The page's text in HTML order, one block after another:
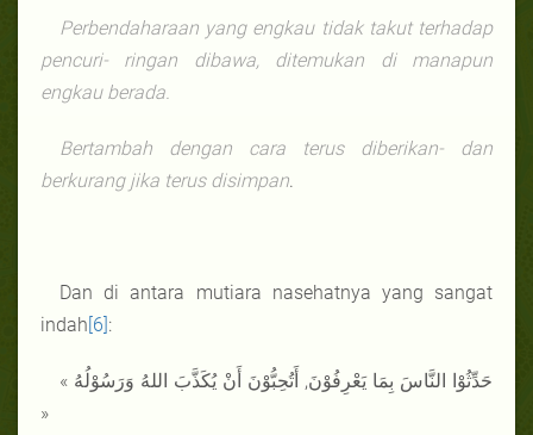
Perbendaharaan yang engkau tidak takut terhadap
pencuri- ringan dibawa, ditemukan di manapun
engkau berada.
Bertambah dengan cara terus diberikan- dan
berkurang jika terus disimpan.
Dan di antara mutiara nasehatnya yang sangat
indah[6]:
« حَدِّثُوْا النَّاسَ بِمَا يَعْرِفُوْنَ, أَتُحِبُّوْنَ أَنْ يُكَذَّبَ اللهُ وَرَسُوْلُهُ
»